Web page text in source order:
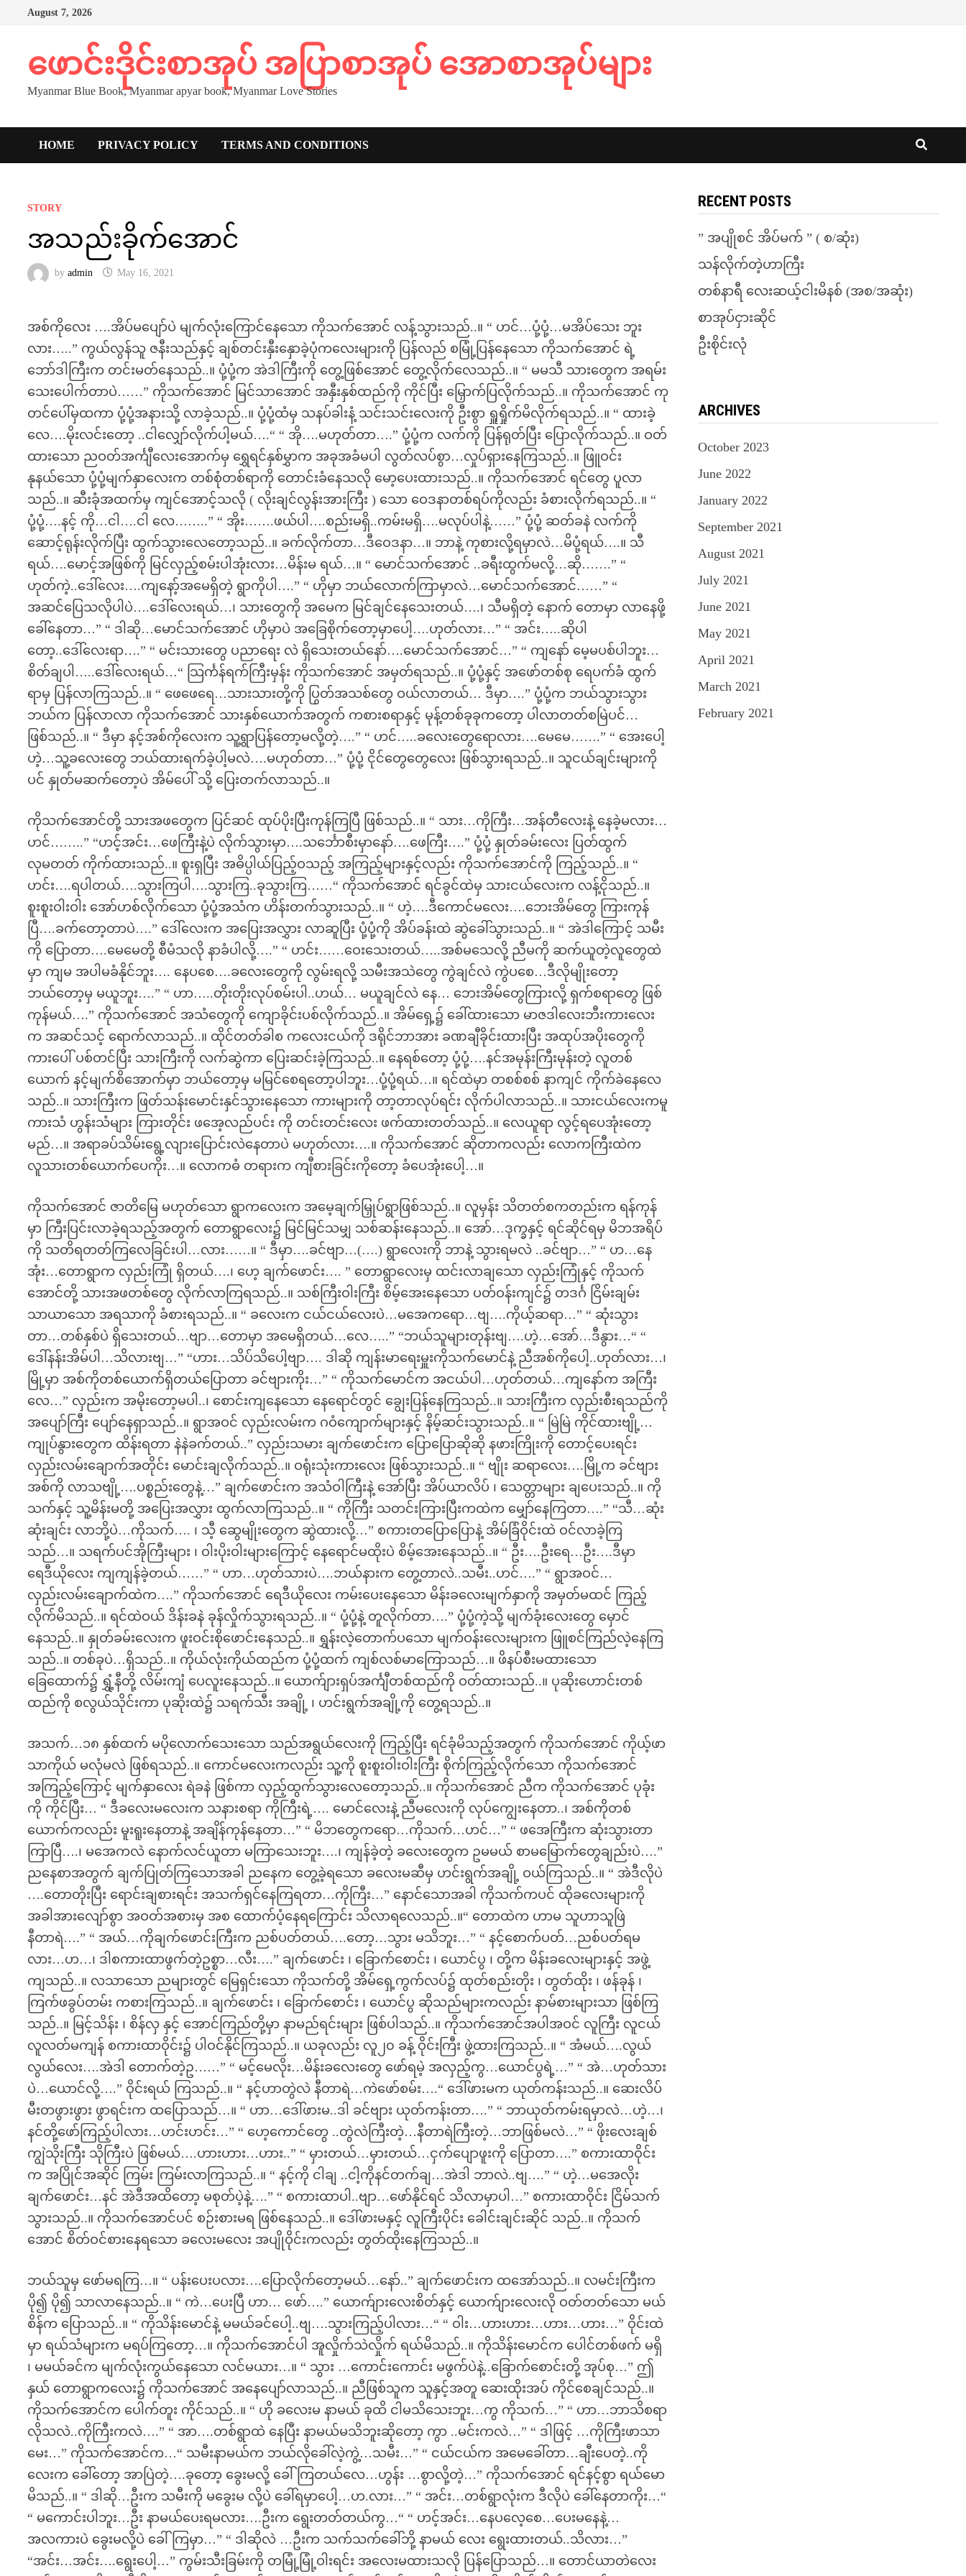
August 7, 2026
ဖောင်းဒိုင်းစာအုပ် အပြာစာအုပ် အောစာအုပ်များ
Myanmar Blue Book, Myanmar apyar book, Myanmar Love Stories
HOME PRIVACY POLICY TERMS AND CONDITIONS
STORY
အသည်းခိုက်အောင်
byadmin May 16, 2021
အစ်ကိုလေး ….အိပ်မပျော်ပဲ မျက်လုံးကြောင်နေသော ကိုသက်အောင် လန့်သွားသည်..။ “ ဟင်…ပုံ့ပုံ့…မအိပ်သေး ဘူး
လား…..” ကွယ်လွန်သူ ဇနီးသည်နှင့် ချစ်တင်းနှီးနှောခဲ့ပုံကလေးများကို ပြန်လည် စမြုံ့ပြန်နေသော ကိုသက်အောင် ရဲ့
ဘော်ဒါကြီးက တင်းမတ်နေသည်..။ ပုံ့ပုံ့က အဲဒါကြီးကို တွေ့ဖြစ်အောင် တွေ့လိုက်လေသည်..။ “ မမသီ သားတွေက အရမ်း
သေးပေါက်တာပဲ……” ကိုသက်အောင် မြင်သာအောင် အနှီးနှစ်ထည်ကို ကိုင်ပြီး မြှောက်ပြလိုက်သည်..။ ကိုသက်အောင် ကု
တင်ပေါ်မှထကာ ပုံ့ပုံ့အနားသို့ လာခဲ့သည်..။ ပုံ့ပုံ့ထံမှ သနပ်ခါးနံ့ သင်းသင်းလေးကို ဦးစွာ ရှူရှိုက်မိလိုက်ရသည်..။ “ ထားခဲ့
လေ….မိုးလင်းတော့ ..ငါလျှော်လိုက်ပါ့မယ်….“ “ အို….မဟုတ်တာ….” ပုံ့ပုံ့က လက်ကို ပြန်ရုတ်ပြီး ပြောလိုက်သည်..။ ဝတ်
ထားသော ညဝတ်အင်္ကျီလေးအောက်မှ ရွှေရင်နှစ်မွှာက အခုအခံမပါ လွတ်လပ်စွာ…လှုပ်ရှားနေကြသည်..။ ဖြူဝင်း
နုနယ်သော ပုံ့ပုံ့မျက်နှာလေးက တစ်စုံတစ်ရာကို တောင်းခံနေသလို မော့ပေးထားသည်..။ ကိုသက်အောင် ရင်တွေ ပူလာ
သည်..။ ဆီးခုံအထက်မှ ကျင်အောင့်သလို ( လိုးချင်လွန်းအားကြီး ) သော ဝေဒနာတစ်ရပ်ကိုလည်း ခံစားလိုက်ရသည်..။ “
ပုံ့ပုံ့….နင့် ကို…ငါ….ငါ လေ……..” “ အိုး…….ဖယ်ပါ….စည်းမရှိ..ကမ်းမရှိ….မလုပ်ပါနဲ့……” ပုံ့ပုံ့ ဆတ်ခနဲ လက်ကို
ဆောင့်ရုန်းလိုက်ပြီး ထွက်သွားလေတော့သည်..။ ခက်လိုက်တာ…ဒီဝေဒနာ…။ ဘာနဲ့ ကုစားလို့ရမှာလဲ…မိပုံ့ရယ်….။ သီ
ရယ်….မောင့်အဖြစ်ကို မြင်လှည့်စမ်းပါအုံးလား…မိန်းမ ရယ်…။ “ မောင်သက်အောင် ..ခရီးထွက်မလို့…ဆို…….” “
ဟုတ်ကဲ့..ဒေါ်လေး….ကျနော့်အမေရှိတဲ့ ရွာကိုပါ….” “ ဟိုမှာ ဘယ်လောက်ကြာမှာလဲ…မောင်သက်အောင်……” “
အဆင်ပြေသလိုပါပဲ….ဒေါ်လေးရယ်…၊ သားတွေကို အမေက မြင်ချင်နေသေးတယ်….၊ သီမရှိတဲ့ နောက် တောမှာ လာနေဖို့
ခေါ်နေတာ…” “ ဒါဆို…မောင်သက်အောင် ဟိုမှာပဲ အခြေစိုက်တော့မှာပေါ့….ဟုတ်လား…” “ အင်း…..ဆိုပါ
တော့..ဒေါ်လေးရာ….” “ မင်းသားတွေ ပညာရေး လဲ ရှိသေးတယ်နော်….မောင်သက်အောင်…” “ ကျနော် မေ့မပစ်ပါဘူး…
စိတ်ချပါ…..ဒေါ်လေးရယ်…“ သြင်္ကန်ရက်ကြီးမှန်း ကိုသက်အောင် အမှတ်ရသည်..။ ပုံ့ပုံ့နှင့် အဖော်တစ်စု ရေပက်ခံ ထွက်
ရာမှ ပြန်လာကြသည်..။ “ ဖေဖေရေ…သားသားတို့ကို ပြွတ်အသစ်တွေ ဝယ်လာတယ်… ဒီမှာ….” ပုံ့ပုံ့က ဘယ်သွားသွား
ဘယ်က ပြန်လာလာ ကိုသက်အောင် သားနှစ်ယောက်အတွက် ကစားစရာနှင့် မုန့်တစ်ခုခုကတော့ ပါလာတတ်စမြဲပင်…
ဖြစ်သည်..။ “ ဒီမှာ နင့်အစ်ကိုလေးက သူ့ရွာပြန်တော့မလို့တဲ့….” “ ဟင်…..ခလေးတွေရောလား….မေမေ…….” “ အေးပေါ့
ဟဲ့…သူ့ခလေးတွေ ဘယ်ထားရက်ခဲ့ပါ့မလဲ….မဟုတ်တာ…” ပုံ့ပုံ့ ငိုင်တွေတွေလေး ဖြစ်သွားရသည်..။ သူငယ်ချင်းများကို
ပင် နှုတ်မဆက်တော့ပဲ အိမ်ပေါ် သို့ ပြေးတက်လာသည်..။
ကိုသက်အောင်တို့ သားအဖတွေက ပြင်ဆင် ထုပ်ပိုးပြီးကုန်ကြပြီ ဖြစ်သည်..။ “ သား…ကိုကြီး…အန်တီလေးနဲ့ နေခဲ့မလား…
ဟင်……..” “ဟင့်အင်း…ဖေကြီးနဲ့ပဲ လိုက်သွားမှာ….သင်္ဘောစီးမှာနော်….ဖေကြီး….” ပုံ့ပုံ့ နှုတ်ခမ်းလေး ပြတ်ထွက်
လုမတတ် ကိုက်ထားသည်..။ စူးရှပြီး အဓိပ္ပါယ်ပြည့်ဝသည့် အကြည့်များနှင့်လည်း ကိုသက်အောင်ကို ကြည့်သည်..။ “
ဟင်း….ရပါတယ်….သွားကြပါ….သွားကြ..ခုသွားကြ……“ ကိုသက်အောင် ရင်ခွင်ထဲမှ သားငယ်လေးက လန့်ငိုသည်..။
စူးစူးဝါးဝါး အော်ဟစ်လိုက်သော ပုံ့ပုံ့အသံက ဟိန်းတက်သွားသည်..။ “ ဟဲ့….ဒီကောင်မလေး….ဘေးအိမ်တွေ ကြားကုန်
ပြီ….ခက်တော့တာပဲ….” ဒေါ်လေးက အပြေးအလွှား လာဆူပြီး ပုံ့ပုံ့ကို အိပ်ခန်းထဲ ဆွဲခေါ်သွားသည်..။ “ အဲဒါကြောင့် သမီး
ကို ပြောတာ….မေမေတို့ စီမံသလို နာခံပါလို့….” “ ဟင်း……ဝေးသေးတယ်…..အစ်မသေလို့ ညီမကို ဆက်ယူတဲ့လူတွေထဲ
မှာ ကျမ အပါမခံနိုင်ဘူး…. နေပစေ….ခလေးတွေကို လွမ်းရလို့ သမီးအသဲတွေ ကွဲချင်လဲ ကွဲပစေ…ဒီလိုမျိုးတော့
ဘယ်တော့မှ မယူဘူး….” “ ဟာ…..တိုးတိုးလုပ်စမ်းပါ..ဟယ်… မယူချင်လဲ နေ… ဘေးအိမ်တွေကြားလို့ ရှက်စရာတွေ ဖြစ်
ကုန်မယ်….” ကိုသက်အောင် အသံတွေကို ကျောခိုင်းပစ်လိုက်သည်..။ အိမ်ရှေ့၌ ခေါ်ထားသော မာဇဒါလေးဘီးကားလေး
က အဆင်သင့် ရောက်လာသည်..။ ထိုင်တတ်ခါစ ကလေးငယ်ကို ဒရိုင်ဘာအား ခဏချီခိုင်းထားပြီး အထုပ်အပိုးတွေကို
ကားပေါ် ပစ်တင်ပြီး သားကြီးကို လက်ဆွဲကာ ပြေးဆင်းခဲ့ကြသည်..။ နေရစ်တော့ ပုံ့ပုံ့….နင်အမုန်းကြီးမုန်းတဲ့ လူတစ်
ယောက် နင့်မျက်စိအောက်မှာ ဘယ်တော့မှ မမြင်စေရတော့ပါဘူး…ပုံ့ပုံ့ရယ်…။ ရင်ထဲမှာ တစစ်စစ် နာကျင် ကိုက်ခဲနေလေ
သည်..။ သားကြီးက ဖြတ်သန်းမောင်းနှင်သွားနေသော ကားများကို တာ့တာလုပ်ရင်း လိုက်ပါလာသည်..။ သားငယ်လေးကမူ
ကားသံ ဟွန်းသံများ ကြားတိုင်း ဖအေ့လည်ပင်း ကို တင်းတင်းလေး ဖက်ထားတတ်သည်..။ လေယူရာ လွင့်ရပေအုံးတော့
မည်…။ အရာခပ်သိမ်းရွေ့လျားပြောင်းလဲနေတာပဲ မဟုတ်လား….။ ကိုသက်အောင် ဆိုတာကလည်း လောကကြီးထဲက
လူသားတစ်ယောက်ပေကိုး…။ လောကဓံ တရားက ကျီစားခြင်းကိုတော့ ခံပေအုံးပေါ့…။
ကိုသက်အောင် ဇာတိမြေ မဟုတ်သော ရွာကလေးက အမေ့ချက်မြှုပ်ရွာဖြစ်သည်..။ လူမှန်း သိတတ်စကတည်းက ရန်ကုန်
မှာ ကြီးပြင်းလာခဲ့ရသည့်အတွက် တောရွာလေး၌ မြင်မြင်သမျှ သစ်ဆန်းနေသည်..။ အော်…ဒုက္ခနှင့် ရင်ဆိုင်ရမှ မိဘအရိပ်
ကို သတိရတတ်ကြလေခြင်းပါ…လား……။ “ ဒီမှာ….ခင်ဗျာ…(….) ရွာလေးကို ဘာနဲ့ သွားရမလဲ ..ခင်ဗျာ…” “ ဟ…နေ
အုံး…တောရွာက လှည်းကြုံ ရှိတယ်….၊ ဟေ့ ချက်ဖောင်း…. ” တောရွာလေးမှ ထင်းလာချသော လှည်းကြုံနှင့် ကိုသက်
အောင်တို့ သားအဖတစ်တွေ လိုက်လာကြရသည်..။ သစ်ကြီးဝါးကြီး စိမ့်အေးနေသော ပတ်ဝန်းကျင်၌ တဒင်္ဂ ငြိမ်းချမ်း
သာယာသော အရသာကို ခံစားရသည်..။ “ ခလေးက ငယ်ငယ်လေးပဲ…မအေကရော…ဗျ….ကိုယ့်ဆရာ…” “ ဆုံးသွား
တာ…တစ်နှစ်ပဲ ရှိသေးတယ်…ဗျာ…တောမှာ အမေရှိတယ်…လေ…..” “ဘယ်သူများတုန်းဗျ….ဟဲ့…အော်…ဒီနွား…“ “
ဒေါ်နန်းအိမ်ပါ…သိလားဗျ…” “ဟား…သိပ်သိပေါ့ဗျာ…. ဒါဆို ကျန်းမာရေးမှူးကိုသက်မောင်နဲ့ ညီအစ်ကိုပေါ့..ဟုတ်လား…၊
မြို့မှာ အစ်ကိုတစ်ယောက်ရှိတယ်ပြောတာ ခင်ဗျားကိုး…” “ ကိုသက်မောင်က အငယ်ပါ…ဟုတ်တယ်…ကျနော်က အကြီး
လေ…” လှည်းက အမိုးတော့မပါ..၊ စောင်းကျနေသော နေရောင်တွင် ချွေးပြန်နေကြသည်..။ သားကြီးက လှည်းစီးရသည်ကို
အပျော်ကြီး ပျော်နေရှာသည်..။ ရွာအဝင် လှည်းလမ်းက ဂဝံကျောက်များနှင့် နိမ့်ဆင်းသွားသည်..။ “ မြဲမြဲ ကိုင်ထားဗျို့…
ကျုပ်နွားတွေက ထိန်းရတာ နဲနဲခက်တယ်..” လှည်းသမား ချက်ဖောင်းက ပြောပြောဆိုဆို နဖားကြိုးကို တောင့်ပေးရင်း
လှည်းလမ်းချောက်အတိုင်း မောင်းချလိုက်သည်..။ ဝရုံးသုံးကားလေး ဖြစ်သွားသည်..။ “ ဗျိုး ဆရာလေး….မြို့က ခင်ဗျား
အစ်ကို လာသဗျို့….ပစ္စည်းတွေနဲ့…” ချက်ဖောင်းက အသံဝါကြီးနဲ့ အော်ပြီး အိပ်ယာလိပ် ၊ သေတ္တာများ ချပေးသည်..။ ကို
သက်နှင့် သူ့မိန်းမတို့ အပြေးအလွှား ထွက်လာကြသည်..။ “ ကိုကြီး သတင်းကြားပြီးကထဲက မျှော်နေကြတာ….” “သီ…ဆုံး
ဆုံးချင်း လာဘို့ပဲ…ကိုသက်…. ၊ သီ့ ဆွေမျိုးတွေက ဆွဲထားလို့…” စကားတပြောပြောနဲ့ အိမ်ခြံဝိုင်းထဲ ဝင်လာခဲ့ကြ
သည်…။ သရက်ပင်အိုကြီးများ ၊ ဝါးပိုးဝါးများကြောင့် နေရောင်မထိုးပဲ စိမ့်အေးနေသည်..။ “ ဦး….ဦးရေ…ဦး….ဒီမှာ
ရေဒီယိုလေး ကျကျန်ခဲ့တယ်……” “ ဟာ…ဟုတ်သားပဲ….ဘယ်နားက တွေ့တာလဲ..သမီး..ဟင်….” “ ရွာအဝင်…
လှည်းလမ်းချောက်ထဲက….” ကိုသက်အောင် ရေဒီယိုလေး ကမ်းပေးနေသော မိန်းခလေးမျက်နှာကို အမှတ်မထင် ကြည့်
လိုက်မိသည်..။ ရင်ထဲဝယ် ဒိန်းခနဲ ခုန်လှိုက်သွားရသည်..။ “ ပုံ့ပုံ့နဲ့ တူလိုက်တာ….” ပုံ့ပုံ့ကဲ့သို့ မျက်ခုံးလေးတွေ မှောင်
နေသည်..။ နှုတ်ခမ်းလေးက ဖူးဝင်းစိုဖောင်းနေသည်..။ ရွှန်းလဲ့တောက်ပသော မျက်ဝန်းလေးများက ဖြူစင်ကြည်လဲ့နေကြ
သည်..။ တစ်ခုပဲ…ရှိသည်..။ ကိုယ်လုံးကိုယ်ထည်က ပုံ့ပုံ့ထက် ကျစ်လစ်မာကြောသည်…။ ဖိနပ်စီးမထားသော
ခြေထောက်၌ ရွှံ့နီတို့ လိမ်းကျံ ပေလူးနေသည်..။ ယောက်ျားရှပ်အင်္ကျီတစ်ထည်ကို ဝတ်ထားသည်..။ ပုဆိုးဟောင်းတစ်
ထည်ကို စလွယ်သိုင်းကာ ပုဆိုးထဲ၌ သရက်သီး အချို့ ၊ ဟင်းရွက်အချို့ကို တွေ့ရသည်..။
အသက်…၁၈ နှစ်ထက် မပိုလောက်သေးသော သည်အရွယ်လေးကို ကြည့်ပြီး ရင်ခုံမိသည့်အတွက် ကိုသက်အောင် ကိုယ့်ဖာ
သာကိုယ် မလုံမလဲ ဖြစ်ရသည်..။ ကောင်မလေးကလည်း သူ့ကို စူးစူးဝါးဝါးကြီး စိုက်ကြည့်လိုက်သော ကိုသက်အောင်
အကြည့်ကြောင့် မျက်နှာလေး ရဲခနဲ ဖြစ်ကာ လှည့်ထွက်သွားလေတော့သည်..။ ကိုသက်အောင် ညီက ကိုသက်အောင် ပုခုံး
ကို ကိုင်ပြီး… “ ဒီခလေးမလေးက သနားစရာ ကိုကြီးရဲ့…. မောင်လေးနဲ့ ညီမလေးကို လုပ်ကျွေးနေတာ..၊ အစ်ကိုတစ်
ယောက်ကလည်း မူးရူးနေတာနဲ့ အချိန်ကုန်နေတာ…” “ မိဘတွေကရော…ကိုသက်…ဟင်…” “ ဖအေကြီးက ဆုံးသွားတာ
ကြာပြီ….၊ မအေကလဲ နောက်လင်ယူတာ မကြာသေးဘူး….၊ ကျန်ခဲ့တဲ့ ခလေးတွေက ဥမမယ် စာမမြောက်တွေချည်းပဲ….”
ညနေစာအတွက် ချက်ပြုတ်ကြသောအခါ ညနေက တွေ့ခဲ့ရသော ခလေးမဆီမှ ဟင်းရွက်အချို့ ဝယ်ကြသည်..။ “ အဲဒီလိုပဲ
….တောတိုးပြီး ရောင်းချစားရင်း အသက်ရှင်နေကြရတာ…ကိုကြီး…” နောင်သောအခါ ကိုသက်ကပင် ထိုခလေးများကို
အခါအားလျော်စွာ အဝတ်အစားမှ အစ ထောက်ပံ့နေရကြောင်း သိလာရလေသည်..။“ တောထဲက ဟာမ သူဟာသူဖြဲ
နီတာရဲ….” “ အယ်…ကိုချက်ဖောင်းကြီးက ညစ်ပတ်တယ်….တော့…သွား မသိဘူး…” “ နင့်စောက်ပတ်…ညစ်ပတ်ရမ
လား…ဟ…၊ ဒါစကားထာဖွက်တဲ့ဥစ္စာ…လီး….” ချက်ဖောင်း ၊ ခြောက်စောင်း ၊ ယောင်ပွ ၊ တို့က မိန်းခလေးများနှင့် အဖွဲ့
ကျသည်..။ လသာသော ညများတွင် မြေရှင်းသော ကိုသက်တို့ အိမ်ရှေ့ကွက်လပ်၌ ထုတ်စည်းတိုး ၊ တွတ်ထိုး ၊ ဖန်ခုန် ၊
ကြက်ဖခွပ်တမ်း ကစားကြသည်..။ ချက်ဖောင်း ၊ ခြောက်စောင်း ၊ ယောင်ပွ ဆိုသည်များကလည်း နာမ်စားများသာ ဖြစ်ကြ
သည်..။ မြင့်သိန်း ၊ စိန်လှ နှင့် အောင်ကြည်တို့မှာ နာမည်ရင်းများ ဖြစ်ပါသည်..။ ကိုသက်အောင်အပါအဝင် လူကြီး လူငယ်
လူလတ်မကျန် စကားထာဝိုင်း၌ ပါဝင်နိုင်ကြသည်..။ ယခုလည်း လူ၂၀ ခန့် ဝိုင်းကြီး ဖွဲ့ထားကြသည်..။ “ အံမယ်….လွယ်
လွယ်လေး….အဲဒါ တောက်တဲ့ဥ……” “ မင့်မေလိုး…မိန်းခလေးတွေ ဖော်ရမဲ့ အလှည့်ကွ…ယောင်ပွရဲ့…” “ အဲ…ဟုတ်သား
ပဲ…ယောင်လို့….” ဝိုင်းရယ် ကြသည်..။ “ နင့်ဟာတွဲလဲ နီတာရဲ…ကဲဖော်စမ်း….“ ဒေါ်ဖားမက ယုတ်ကန်းသည်..။ ဆေးလိပ်
မီးတဖွားဖွား ဖွာရင်းက ထပြောသည်…။ “ ဟာ…ဒေါ်ဖားမ..ဒါ ခင်ဗျား ယုတ်ကန်းတာ….” “ ဘာယုတ်ကမ်းရမှာလဲ…ဟဲ့…၊
နင်တို့ဖော်ကြည့်ပါလား…ဟင်းဟင်း…” “ ဟေ့ကောင်တွေ ..တွဲလဲကြီးတဲ့…နီတာရဲကြီးတဲ့…ဘာဖြစ်မလဲ…” “ ဖိုးလေးချစ်
ကျွဲသိုးကြီး သိုကြီးပဲ ဖြစ်မယ်….ဟားဟား…ဟား..” “ မှားတယ်…မှားတယ်…ငှက်ပျောဖူးကို ပြောတာ….” စကားထာဝိုင်း
က အပြိုင်အဆိုင် ကြမ်း ကြမ်းလာကြသည်..။ “ နင့်ကို ငါချ ..ငါ့ကိုနင်တက်ချ…အဲဒါ ဘာလဲ..ဗျ….” “ ဟဲ့…မအေလိုး
ချက်ဖောင်း…နင် အဲဒီအထိတော့ မစုတ်ပဲ့နဲ့….” “ စကားထာပါ..ဗျာ…ဖော်နိုင်ရင် သိလာမှာပါ…” စကားထာဝိုင်း ငြိမ်သက်
သွားသည်..။ ကိုသက်အောင်ပင် စဉ်းစားမရ ဖြစ်နေသည်..။ ဒေါ်ဖားမနှင့် လူကြီးပိုင်း ခေါင်းချင်းဆိုင် သည်..။ ကိုသက်
အောင် စိတ်ဝင်စားနေရသော ခလေးမလေး အပျိုဝိုင်းကလည်း တွတ်ထိုးနေကြသည်..။
ဘယ်သူမှ ဖော်မရကြ…။ “ ပန်းပေးပလား….ပြောလိုက်တော့မယ်…နော်..” ချက်ဖောင်းက ထအော်သည်..။ လမင်းကြီးက
ပို၍ ပို၍ သာလာနေသည်..။ “ ကဲ…ပေးပြီ ဟာ… ဖော်….” ယောက်ျားလေးစိတ်နှင့် ယောက်ျားလေးလို ဝတ်တတ်သော မယ်
စိန်က ပြောသည်..။ “ ကိုသိန်းမောင်နဲ့ မမယ်ခင်ပေါ့..ဗျ….သွားကြည့်ပါလား…“ “ ဝါး…ဟားဟား…ဟား…ဟား…” ဝိုင်းထဲ
မှာ ရယ်သံများက မရပ်ကြတော့…။ ကိုသက်အောင်ပါ အူလှိုက်သဲလှိုက် ရယ်မိသည်..။ ကိုသိန်းမောင်က ပေါင်တစ်ဖက် မရှိ
၊ မမယ်ခင်က မျက်လုံးကွယ်နေသော လင်မယား…။ “ သွား …ကောင်းကောင်း မဖွက်ပဲနဲ့..ခြောက်စောင်းတို့ အုပ်စု…” ဤ
နှယ် တောရွာကလေး၌ ကိုသက်အောင် အနေပျော်လာသည်..။ ညီဖြစ်သူက သူနှင့်အတူ ဆေးထိုးအပ် ကိုင်စေချင်သည်..။
ကိုသက်အောင်က ပေါက်တူး ကိုင်သည်..။ “ ဟို ခလေးမ နာမယ် ခုထိ ငါမသိသေးဘူး…ကွ ကိုသက်…” “ ဟာ…ဘာသိစရာ
လိုသလဲ..ကိုကြီးကလဲ….” “ အာ….တစ်ရွာထဲ နေပြီး နာမယ်မသိဘူးဆိုတော့ ကွာ ..မင်းကလဲ…” “ ဒါဖြင့် …ကိုကြီးဖာသာ
မေး…” ကိုသက်အောင်က…“ သမီးနာမယ်က ဘယ်လိုခေါ်လဲ့ကွဲ့…သမီး…” “ ငယ်ငယ်က အမေခေါ်တာ…ချီးပေတဲ့..ကို
လေးက ခေါ်တော့ အာပြဲတဲ့….ခုတော့ ခွေးမလို့ ခေါ်ကြတယ်လေ…ဟွန်း …စွာလို့တဲ့…” ကိုသက်အောင် ရင်နင့်စွာ ရယ်မော
မိသည်..။ “ ဒါဆို…ဦးက သမီးကို မခွေးမ လို့ပဲ ခေါ်ရမှာပေါ့…ဟ.လား…” “ အင်း…တစ်ရွာလုံးက ဒီလိုပဲ ခေါ်နေတာကိုး…“
“ မကောင်းပါဘူး…ဦး နာမယ်ပေးရမလား….ဦးက ရွေးတတ်တယ်ကွ…“ “ ဟင့်အင်း…နေပလေ့စေ…ပေးမနေနဲ့…
အလကားပဲ ခွေးမလို့ပဲ ခေါ်ကြမှာ…” “ ဒါဆိုလဲ …ဦးက သက်သက်ခေါ်ဘို့ နာမယ် လေး ရွေးထားတယ်..သိလား…”
“အင်း…အင်း….ရွေးပေါ့…” ကွမ်းသီးခြမ်းကို တမြုံ့မြုံ့ဝါးရင်း အလေးမထားသလို ပြန်ပြောသည်…။ တောင်ယာတဲလေး
RECENT POSTS
” အပျိုစင် အိပ်မက် ” ( စ/ဆုံး)
သန်လိုက်တဲ့ဟာကြီး
တစ်နာရီ လေးဆယ့်ငါးမိနစ် (အစ/အဆုံး)
စာအုပ်ငှားဆိုင်
ဦးစိုင်းလုံ
ARCHIVES
October 2023
June 2022
January 2022
September 2021
August 2021
July 2021
June 2021
May 2021
April 2021
March 2021
February 2021